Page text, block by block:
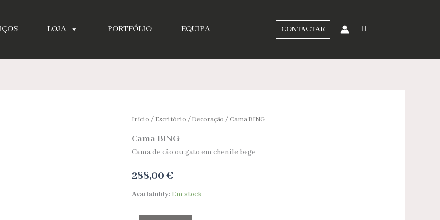
LOJA PORTFÓLIO EQUIPA CONTACTAR
Início / Escritório / Decoração / Cama BING
Cama BING
Cama de cão ou gato em chenile bege
288,00€
Availability:Em stock
Quantidade
Cama
BING